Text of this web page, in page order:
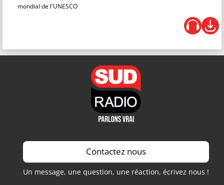
mondial de l'UNESCO
Contactez nous
Un message, une question, une réaction, écrivez nous !